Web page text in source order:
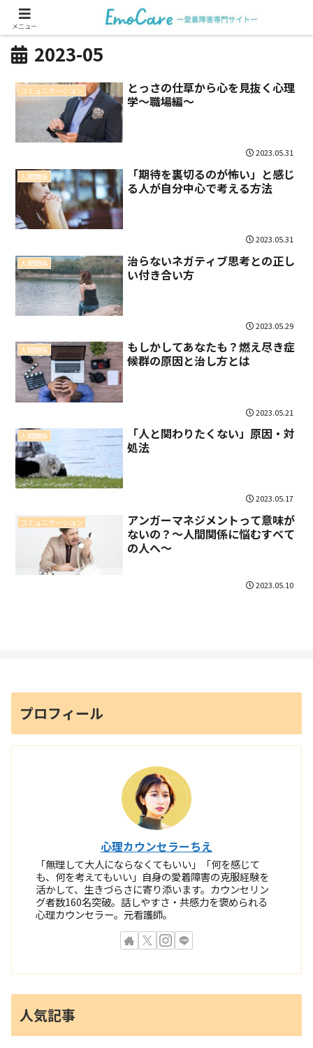
2023-05
コミュニケーション
とっさの仕草から心を見抜く心理
学～職場編～
2023.05.31
人間関係
「期待を裏切るのが怖い」と感じ
る人が自分中心で考える方法
2023.05.31
人間関係
治らないネガティブ思考との正し
い付き合い方
2023.05.29
人間関係
もしかしてあなたも？燃え尽き症
候群の原因と治し方とは
2023.05.21
人間関係
「人と関わりたくない」原因・対
処法
2023.05.17
コミュニケーション
アンガーマネジメントって意味が
ないの？～人間関係に悩むすべて
の人へ～
2023.05.10
プロフィール
心理カウンセラーちえ
「無理して大人にならなくてもいい」「何を感じて
も、何を考えてもいい」自身の愛着障害の克服経験を
活かして、生きづらさに寄り添います。カウンセリン
グ者数160名突破。話しやすさ・共感力を褒められる
心理カウンセラー。元看護師。
人気記事
メニュー